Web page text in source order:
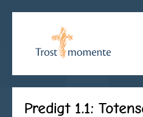
Predigt 1.1: